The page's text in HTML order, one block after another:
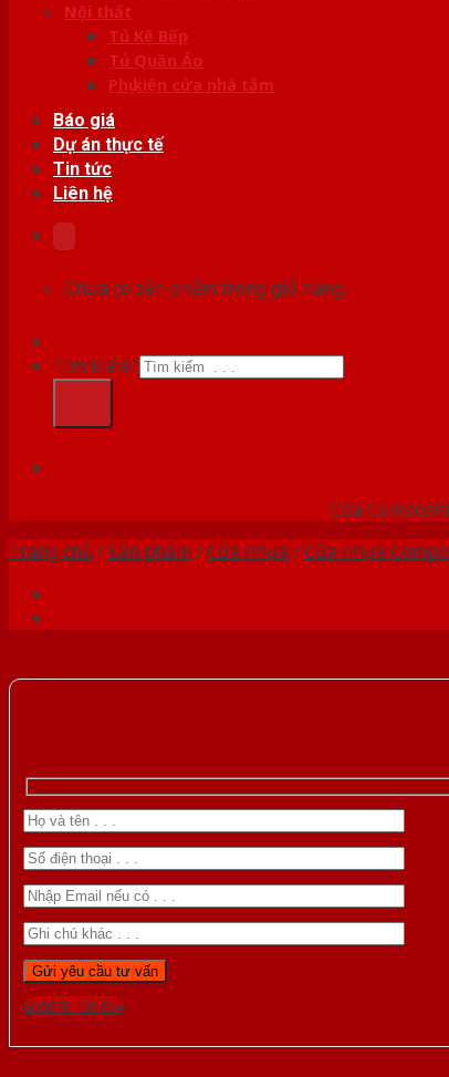
Nội thất
Tủ Kệ Bếp
Tủ Quần Áo
Phụ kiện cửa nhà tắm
Báo giá
Dự án thực tế
Tin tức
Liên hệ
Chưa có sản phẩm trong giỏ hàng.
Tìm kiếm:
Cửa
Trang chủ /Sản phẩm /Cửa nhựa /Cửa nhựa
Gọi 0976.169.864